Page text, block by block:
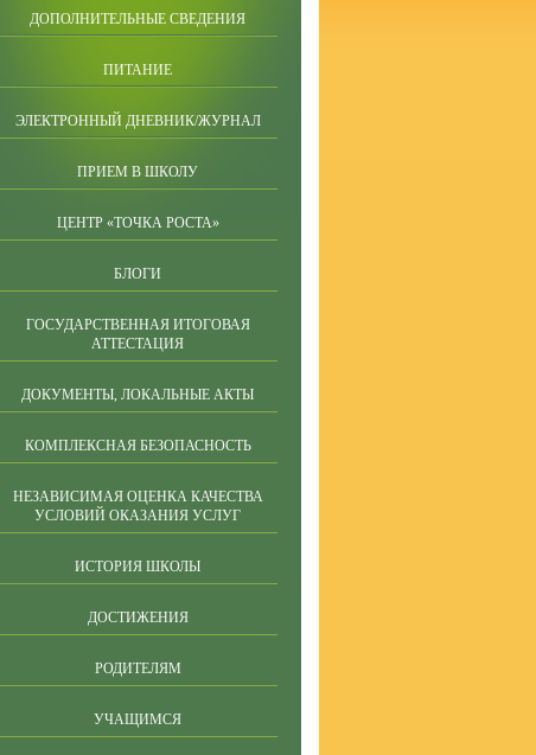
ДОПОЛНИТЕЛЬНЫЕ СВЕДЕНИЯ
ПИТАНИЕ
ЭЛЕКТРОННЫЙ ДНЕВНИК/ЖУРНАЛ
ПРИЕМ В ШКОЛУ
ЦЕНТР «ТОЧКА РОСТА»
БЛОГИ
ГОСУДАРСТВЕННАЯ ИТОГОВАЯ
АТТЕСТАЦИЯ
ДОКУМЕНТЫ, ЛОКАЛЬНЫЕ АКТЫ
КОМПЛЕКСНАЯ БЕЗОПАСНОСТЬ
НЕЗАВИСИМАЯ ОЦЕНКА КАЧЕСТВА
УСЛОВИЙ ОКАЗАНИЯ УСЛУГ
ИСТОРИЯ ШКОЛЫ
ДОСТИЖЕНИЯ
РОДИТЕЛЯМ
УЧАЩИМСЯ